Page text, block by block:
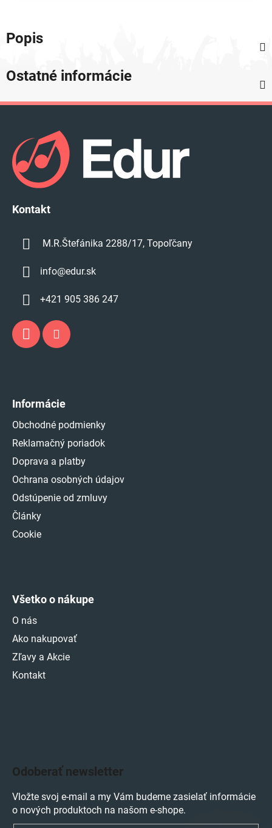
Popis
Ostatné informácie
Kontakt
M.R.Štefánika 2288/17, Topoľčany
info@edur.sk
+421 905 386 247
Informácie
Obchodné podmienky
Reklamačný poriadok
Doprava a platby
Ochrana osobných údajov
Odstúpenie od zmluvy
Články
Cookie
Všetko o nákupe
O nás
Ako nakupovať
Zľavy a Akcie
Kontakt
Odoberať newsletter
Vložte svoj e-mail a my Vám budeme zasielať informácie
o nových produktoch na našom e-shope.